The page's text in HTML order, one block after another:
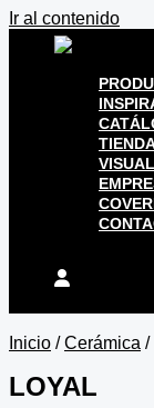
Ir al contenido
Inicio /Cerámica /
LOYAL